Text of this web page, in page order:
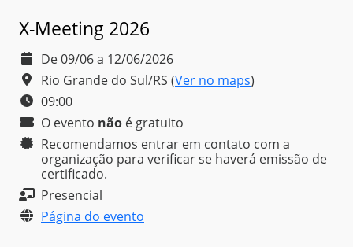
X-Meeting 2026
De 09/06 a 12/06/2026
Rio Grande do Sul/RS (Ver no maps)
09:00
O evento não é gratuito
Recomendamos entrar em contato com a
organização para verificar se haverá emissão de
certificado.
Presencial
Página do evento